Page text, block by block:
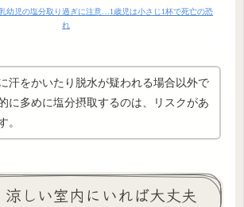
児の塩分取り過ぎに注意…1歳児は小さじ1杯で死亡の恐
れ
汗をかいたり脱水が疑われる場合以外で
に多めに塩分摂取するのは、リスクがあ
。
涼しい室内にいれば大丈夫